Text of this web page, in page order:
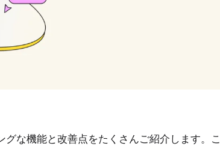
な機能と改善点をたくさんご紹介します。こ